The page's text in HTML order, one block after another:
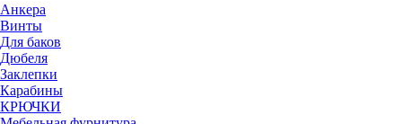
Анкера
Винты
Для баков
Дюбеля
Заклепки
Карабины
КРЮЧКИ